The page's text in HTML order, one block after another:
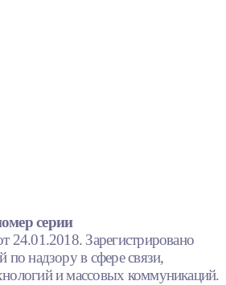
серии
Зарегистрировано
надзору в сфере связи,
и массовых коммуникаций.